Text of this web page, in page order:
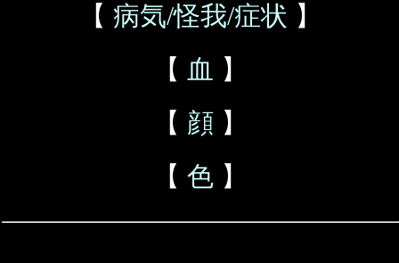
【 病気/怪我/症状 】
【 血 】
【 顔 】
【 色 】